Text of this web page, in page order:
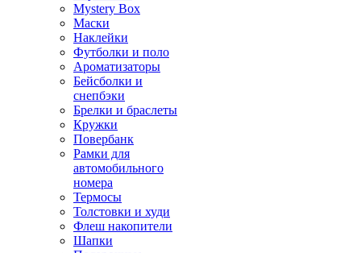
Mystery Box
Маски
Наклейки
Футболки и поло
Ароматизаторы
Бейсболки и
снепбэки
Брелки и браслеты
Кружки
Повербанк
Рамки для
автомобильного
номера
Термосы
Толстовки и худи
Флеш накопители
Шапки